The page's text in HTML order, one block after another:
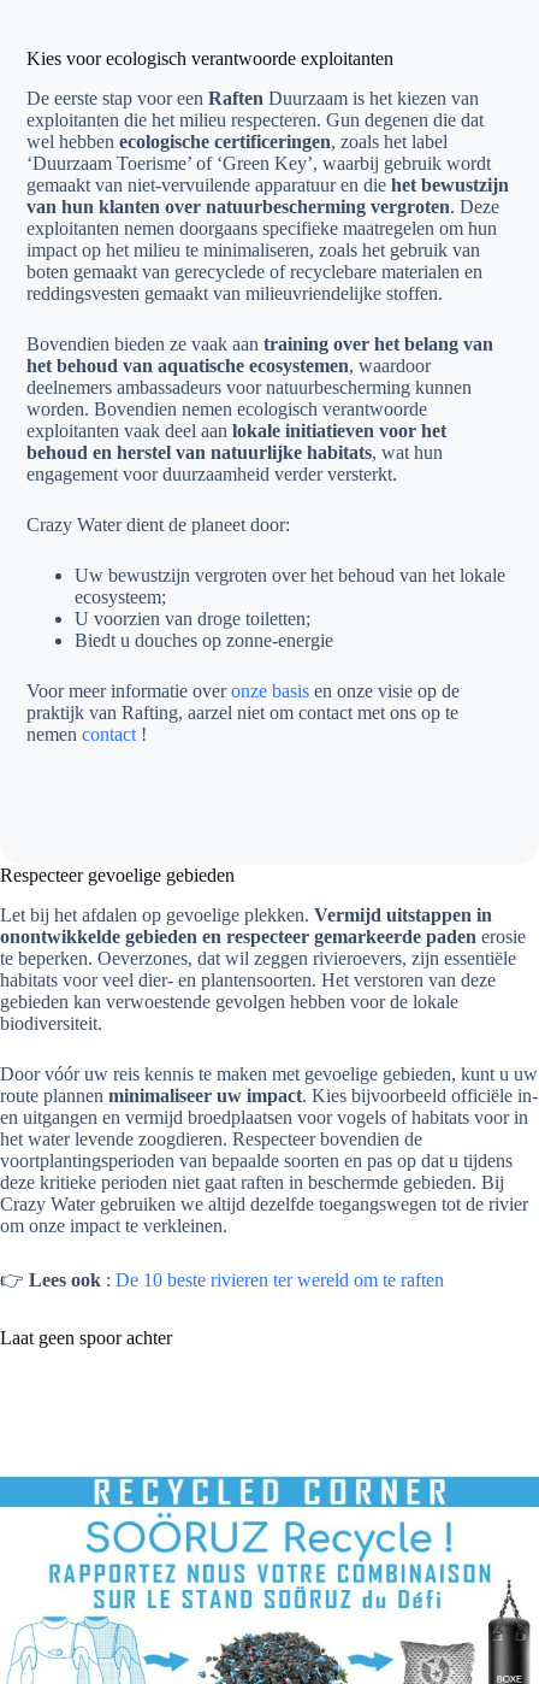
Kies voor ecologisch verantwoorde exploitanten
De eerste stap voor eenRaften Duurzaam is het kiezen van
exploitanten die het milieu respecteren. Gun degenen die dat
wel hebbenecologische certificeringen, zoals het label
‘Duurzaam Toerisme’ of ‘Green Key’, waarbij gebruik wordt
gemaakt van niet-vervuilende apparatuur en diehet bewustzijn
van hun klanten over natuurbescherming vergroten. Deze
exploitanten nemen doorgaans specifieke maatregelen om hun
impact op het milieu te minimaliseren, zoals het gebruik van
boten gemaakt van gerecyclede of recyclebare materialen en
reddingsvesten gemaakt van milieuvriendelijke stoffen.
Bovendien bieden ze vaak aan training over het belang van
het behoud van aquatische ecosystemen, waardoor
deelnemers ambassadeurs voor natuurbescherming kunnen
worden. Bovendien nemen ecologisch verantwoorde
exploitanten vaak deel aan lokale initiatieven voor het
behoud en herstel van natuurlijke habitats, wat hun
engagement voor duurzaamheid verder versterkt.
Crazy Water dient de planeet door:
Uw bewustzijn vergroten over het behoud van het lokale
ecosysteem;
U voorzien van droge toiletten;
Biedt u douches op zonne-energie
Voor meer informatie overonze basis en onze visie op de
praktijk van Rafting, aarzel niet om contact met ons op te
nemencontact !
Respecteer gevoelige gebieden
Let bij het afdalen op gevoelige plekken. Vermijd uitstappen in
onontwikkelde gebieden en respecteer gemarkeerde paden erosie
te beperken. Oeverzones, dat wil zeggen rivieroevers, zijn essentiële
habitats voor veel dier- en plantensoorten. Het verstoren van deze
gebieden kan verwoestende gevolgen hebben voor de lokale
biodiversiteit.
Door vóór uw reis kennis te maken met gevoelige gebieden, kunt u uw
route plannen minimaliseer uw impact. Kies bijvoorbeeld officiële in-
en uitgangen en vermijd broedplaatsen voor vogels of habitats voor in
het water levende zoogdieren. Respecteer bovendien de
voortplantingsperioden van bepaalde soorten en pas op dat u tijdens
deze kritieke perioden niet gaat raften in beschermde gebieden. Bij
Crazy Water gebruiken we altijd dezelfde toegangswegen tot de rivier
om onze impact te verkleinen.
👉 Lees ook : De 10 beste rivieren ter wereld om te raften
Laat geen spoor achter